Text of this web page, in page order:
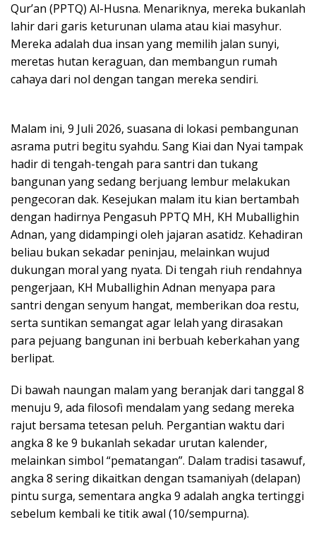
Qur’an (PPTQ) Al-Husna. Menariknya, mereka bukanlah
lahir dari garis keturunan ulama atau kiai masyhur.
Mereka adalah dua insan yang memilih jalan sunyi,
meretas hutan keraguan, dan membangun rumah
cahaya dari nol dengan tangan mereka sendiri.
Malam ini, 9 Juli 2026, suasana di lokasi pembangunan
asrama putri begitu syahdu. Sang Kiai dan Nyai tampak
hadir di tengah-tengah para santri dan tukang
bangunan yang sedang berjuang lembur melakukan
pengecoran dak. Kesejukan malam itu kian bertambah
dengan hadirnya Pengasuh PPTQ MH, KH Muballighin
Adnan, yang didampingi oleh jajaran asatidz. Kehadiran
beliau bukan sekadar peninjau, melainkan wujud
dukungan moral yang nyata. Di tengah riuh rendahnya
pengerjaan, KH Muballighin Adnan menyapa para
santri dengan senyum hangat, memberikan doa restu,
serta suntikan semangat agar lelah yang dirasakan
para pejuang bangunan ini berbuah keberkahan yang
berlipat.
Di bawah naungan malam yang beranjak dari tanggal 8
menuju 9, ada filosofi mendalam yang sedang mereka
rajut bersama tetesan peluh. Pergantian waktu dari
angka 8 ke 9 bukanlah sekadar urutan kalender,
melainkan simbol “pematangan”. Dalam tradisi tasawuf,
angka 8 sering dikaitkan dengan tsamaniyah (delapan)
pintu surga, sementara angka 9 adalah angka tertinggi
sebelum kembali ke titik awal (10/sempurna).